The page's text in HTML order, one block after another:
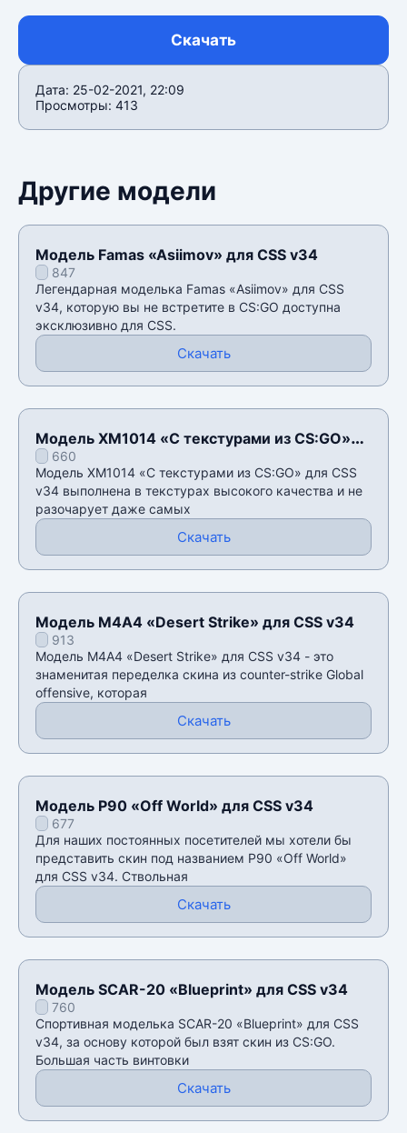
Скачать
Дата: 25-02-2021, 22:09
Просмотры: 413
Другие модели
Модель Famas «Asiimov» для CSS v34
847
Легендарная моделька Famas «Asiimov» для CSS
v34, которую вы не встретите в CS:GO доступна
эксклюзивно для CSS.
Скачать
Модель XM1014 «С текстурами из CS:GO»
для CSS v34
660
Модель XM1014 «С текстурами из CS:GO» для CSS
v34 выполнена в текстурах высокого качества и не
разочарует даже самых
Скачать
Модель М4А4 «Desert Strike» для CSS v34
913
Модель М4А4 «Desert Strike» для CSS v34 - это
знаменитая переделка скина из counter-strike Global
offensive, которая
Скачать
Модель P90 «Off World» для CSS v34
677
Для наших постоянных посетителей мы хотели бы
представить скин под названием P90 «Off World»
для CSS v34. Ствольная
Скачать
Модель SCAR-20 «Blueprint» для CSS v34
760
Спортивная моделька SCAR-20 «Blueprint» для CSS
v34, за основу которой был взят скин из CS:GO.
Большая часть винтовки
Скачать